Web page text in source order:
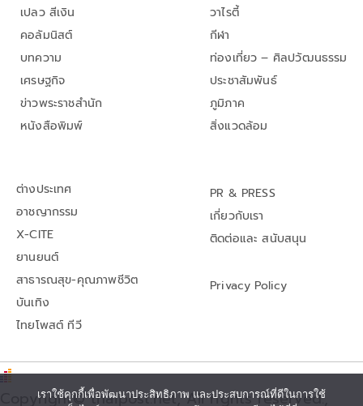
เปลว สีเงิน
คอลัมนิสต์
บทความ
เศรษฐกิจ
ข่าวพระราชสำนัก
หนังสือพิมพ์
วาไรตี้
กีฬา
ท่องเที่ยว – ศิลปวัฒนธรรม
ประชาสัมพันธ์
ภูมิภาค
สิ่งแวดล้อม
ต่างประเทศ
อาชญากรรม
X-CITE
ยานยนต์
สาธารณสุข-คุณภาพชีวิต
บันเทิง
ไทยโพสต์ ทีวี
PR & PRESS
เกี่ยวกับเรา
ติดต่อและ สนับสนุน
Privacy Policy
Copyright© thaipost.net, All rights reserved.,
เราใช้คุกกี้เพื่อพัฒนาประสิทธิภาพ และประสบการณ์ที่ดีในการใช้